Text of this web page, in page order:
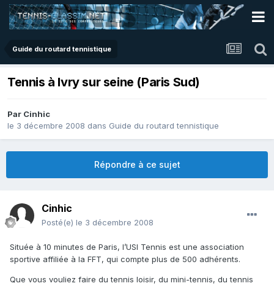
Guide du routard tennistique
Tennis à Ivry sur seine (Paris Sud)
Par Cinhic
le 3 décembre 2008 dans Guide du routard tennistique
Répondre à ce sujet
Cinhic
Posté(e) le 3 décembre 2008
Située à 10 minutes de Paris, l’USI Tennis est une association
sportive affiliée à la FFT, qui compte plus de 500 adhérents.
Que vous vouliez faire du tennis loisir, du mini-tennis, du tennis